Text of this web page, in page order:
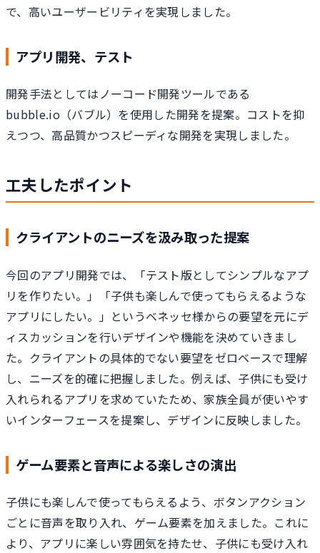
で、高いユーザービリティを実現しました。
アプリ開発、テスト
開発手法としてはノーコード開発ツールである
bubble.io（バブル）を使用した開発を提案。コストを抑
えつつ、高品質かつスピーディな開発を実現しました。
工夫したポイント
クライアントのニーズを汲み取った提案
今回のアプリ開発では、「テスト版としてシンプルなアプ
リを作りたい。」「子供も楽しんで使ってもらえるような
アプリにしたい。」というベネッセ様からの要望を元にデ
ィスカッションを行いデザインや機能を決めていきまし
た。クライアントの具体的でない要望をゼロベースで理解
し、ニーズを的確に把握しました。例えば、子供にも受け
入れられるアプリを求めていたため、家族全員が使いやす
いインターフェースを提案し、デザインに反映しました。
ゲーム要素と音声による楽しさの演出
子供にも楽しんで使ってもらえるよう、ボタンアクション
ごとに音声を取り入れ、ゲーム要素を加えました。これに
より、アプリに楽しい雰囲気を持たせ、子供にも受け入れ